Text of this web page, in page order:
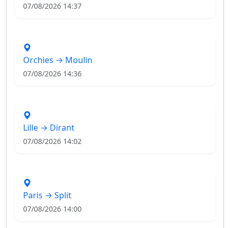
07/08/2026 14:37
Orchies → Moulin
07/08/2026 14:36
Lille → Dirant
07/08/2026 14:02
Paris → Split
07/08/2026 14:00